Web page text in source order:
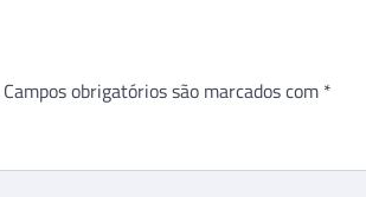
Campos obrigatórios são marcados com *